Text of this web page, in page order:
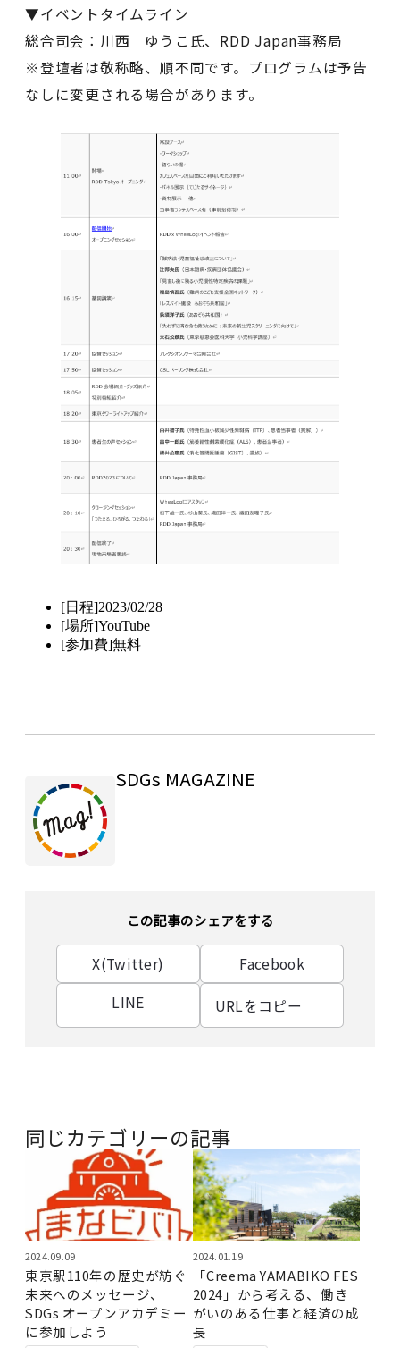
▼イベントタイムライン
総合司会：川西 ゆうこ氏、RDD Japan事務局
※登壇者は敬称略、順不同です。プログラムは予告
なしに変更される場合があります。
[日程]2023/02/28
[場所]YouTube
[参加費]無料
SDGs MAGAZINE
この記事のシェアをする
X(Twitter)
Facebook
LINE
URLをコピー
同じカテゴリーの記事
2024.09.09
東京駅110年の歴史が紡ぐ
未来へのメッセージ、
SDGs オープンアカデミー
に参加しよう
2024.01.19
「Creema YAMABIKO FES
2024」から考える、働き
がいのある仕事と経済の成
長